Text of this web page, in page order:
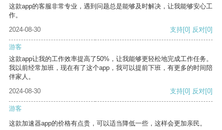
这款app的客服非常专业，遇到问题总是能够及时解决，让我能够安心工
作。
2024-08-30
支持[0] 反对[0]
游客
这款app让我的工作效率提高了50%，让我能够更轻松地完成工作任务。
我以前经常加班，现在有了这个app，我可以提前下班，有更多的时间陪
伴家人。
2024-08-30
支持[0] 反对[0]
游客
这款加速器app的价格有点贵，可以适当降低一些，这样会更加亲民。